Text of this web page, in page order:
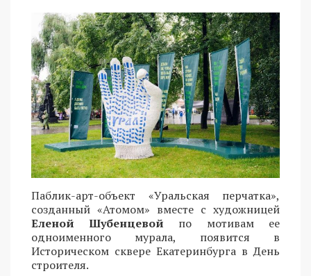
Паблик-арт-объект «Уральская перчатка»,
созданный «Атомом» вместе с художницей
Еленой Шубенцевой по мотивам ее
одноименного мурала, появится в
Историческом сквере Екатеринбурга в День
строителя.